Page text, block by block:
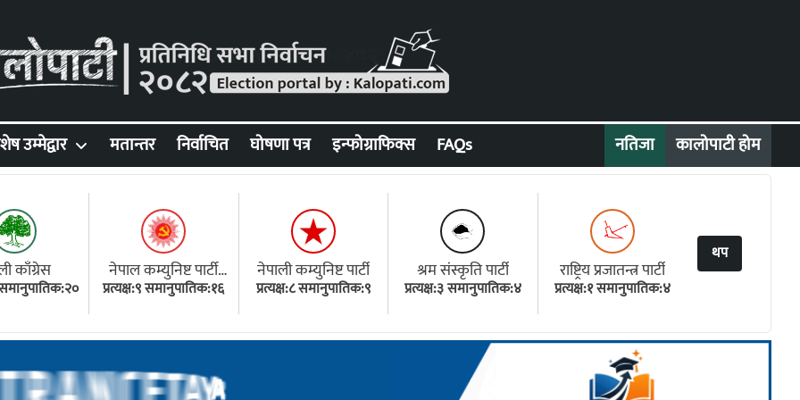
नतिजा कालोपाटी होम
उम्मेद्वार मतान्तर निर्वाचित घोषणा पत्र इन्फोग्राफिक्स FAQs
काँग्रेस
समानुपातिक:२०
नेपाल कम्युनिष्ट पार्टी
(एमाले)
प्रत्यक्ष:९ समानुपातिक:१६
नेपाली कम्युनिष्ट पार्टी
प्रत्यक्ष:८ समानुपातिक:९
श्रम संस्कृति पार्टी
प्रत्यक्ष:३ समानुपातिक:४
राष्ट्रिय प्रजातन्त्र पार्टी
प्रत्यक्ष:१ समानुपातिक:४
थप